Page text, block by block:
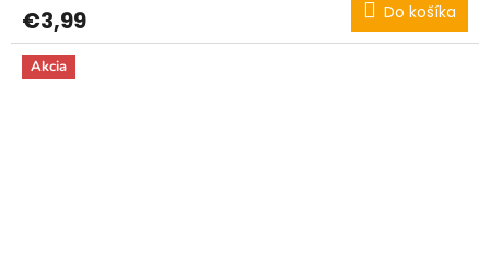
€3,99 Do košíka
Akcia